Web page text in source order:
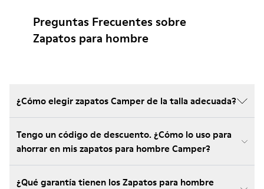
Preguntas Frecuentes sobre
Zapatos para hombre
¿Cómo elegir zapatos Camper de la talla adecuada?
Tengo un código de descuento. ¿Cómo lo uso para
ahorrar en mis zapatos para hombre Camper?
¿Qué garantía tienen los Zapatos para hombre